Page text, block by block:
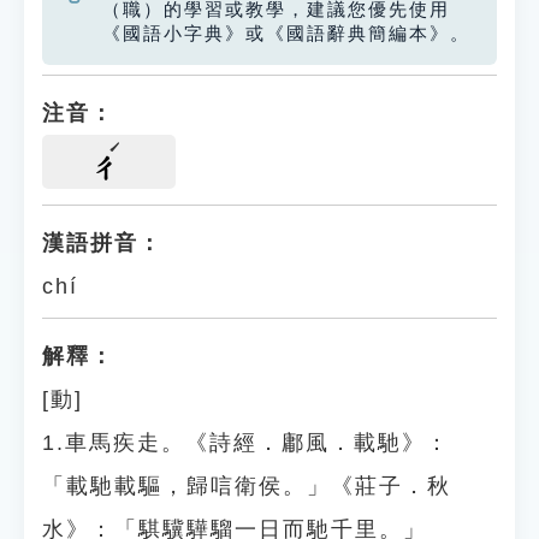
（職）的學習或教學，建議您優先使用
《國語小字典》或《國語辭典簡編本》。
注音：
ㄔ
漢語拼音：
chí
解釋：
[動]
1.車馬疾走。《詩經．鄘風．載馳》：
「載馳載驅，歸唁衛侯。」《莊子．秋
水》：「騏驥驊騮一日而馳千里。」